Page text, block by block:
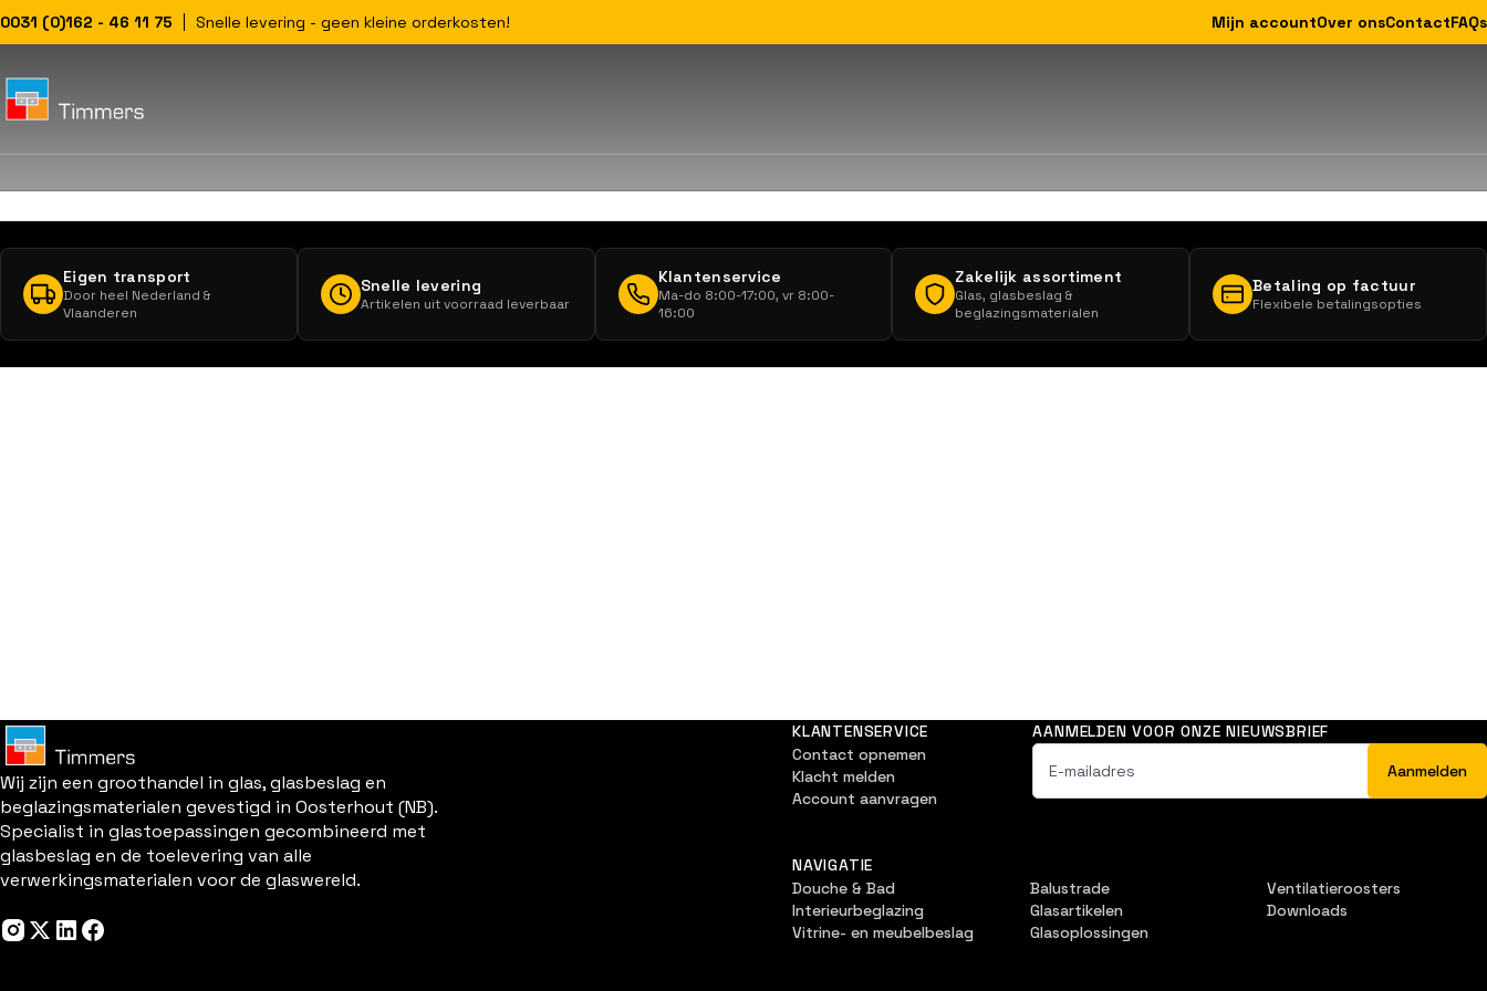
0031 (0)162 - 46 11 75 Snelle levering - geen kleine orderkosten! Mijn accountOver onsContactFAQs
Eigen transport
Door heel Nederland &
Vlaanderen
Snelle levering
Artikelen uit voorraad leverbaar
Klantenservice
Ma-do 8:00-17:00, vr 8:00-
16:00
Zakelijk assortiment
Glas, glasbeslag &
beglazingsmaterialen
Betaling op factuur
Flexibele betalingsopties
Wij zijn een groothandel in glas, glasbeslag en
beglazingsmaterialen gevestigd in Oosterhout (NB).
Specialist in glastoepassingen gecombineerd met
glasbeslag en de toelevering van alle
verwerkingsmaterialen voor de glaswereld.
KLANTENSERVICE
Contact opnemen
Klacht melden
Account aanvragen
AANMELDEN VOOR ONZE NIEUWSBRIEF
NAVIGATIE
Douche & Bad
Interieurbeglazing
Vitrine- en meubelbeslag
Balustrade
Glasartikelen
Glasoplossingen
Ventilatieroosters
Downloads